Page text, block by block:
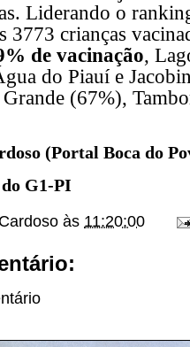
Liderando o
3773 crianças
de vacinação,
do Piauí e
(67%),
(Portal Boca do
G1-PI
às 11:20:00